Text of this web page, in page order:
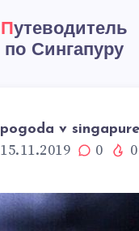
Путеводитель
по Сингапуру
pogoda v
15.11.2019 0 0